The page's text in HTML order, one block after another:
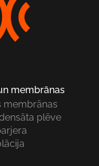
membrānas
membrānas
plēve